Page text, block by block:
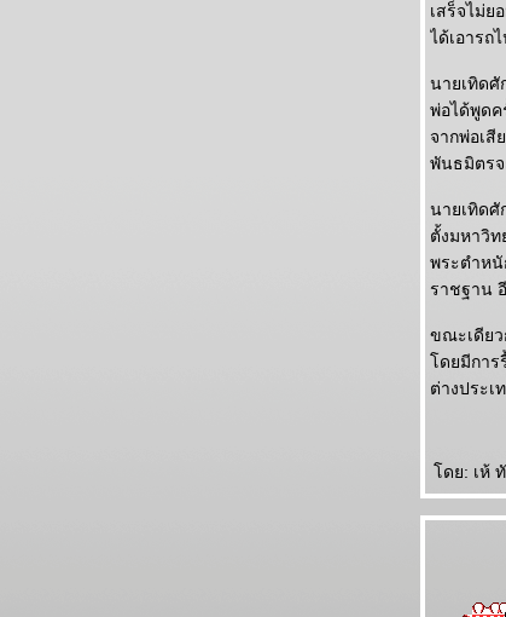
เสร็จไม่ย
ได้เอารถ
นายเทิดศั
พ่อได้พูดค
จากพ่อเ
พันธมิตร
นายเทิดศั
ตั้งมหาวิท
พระตำหนั
ราชฐาน
ขณะเดียว
ดยมีการ
ต่างประเ
ดย: เห้